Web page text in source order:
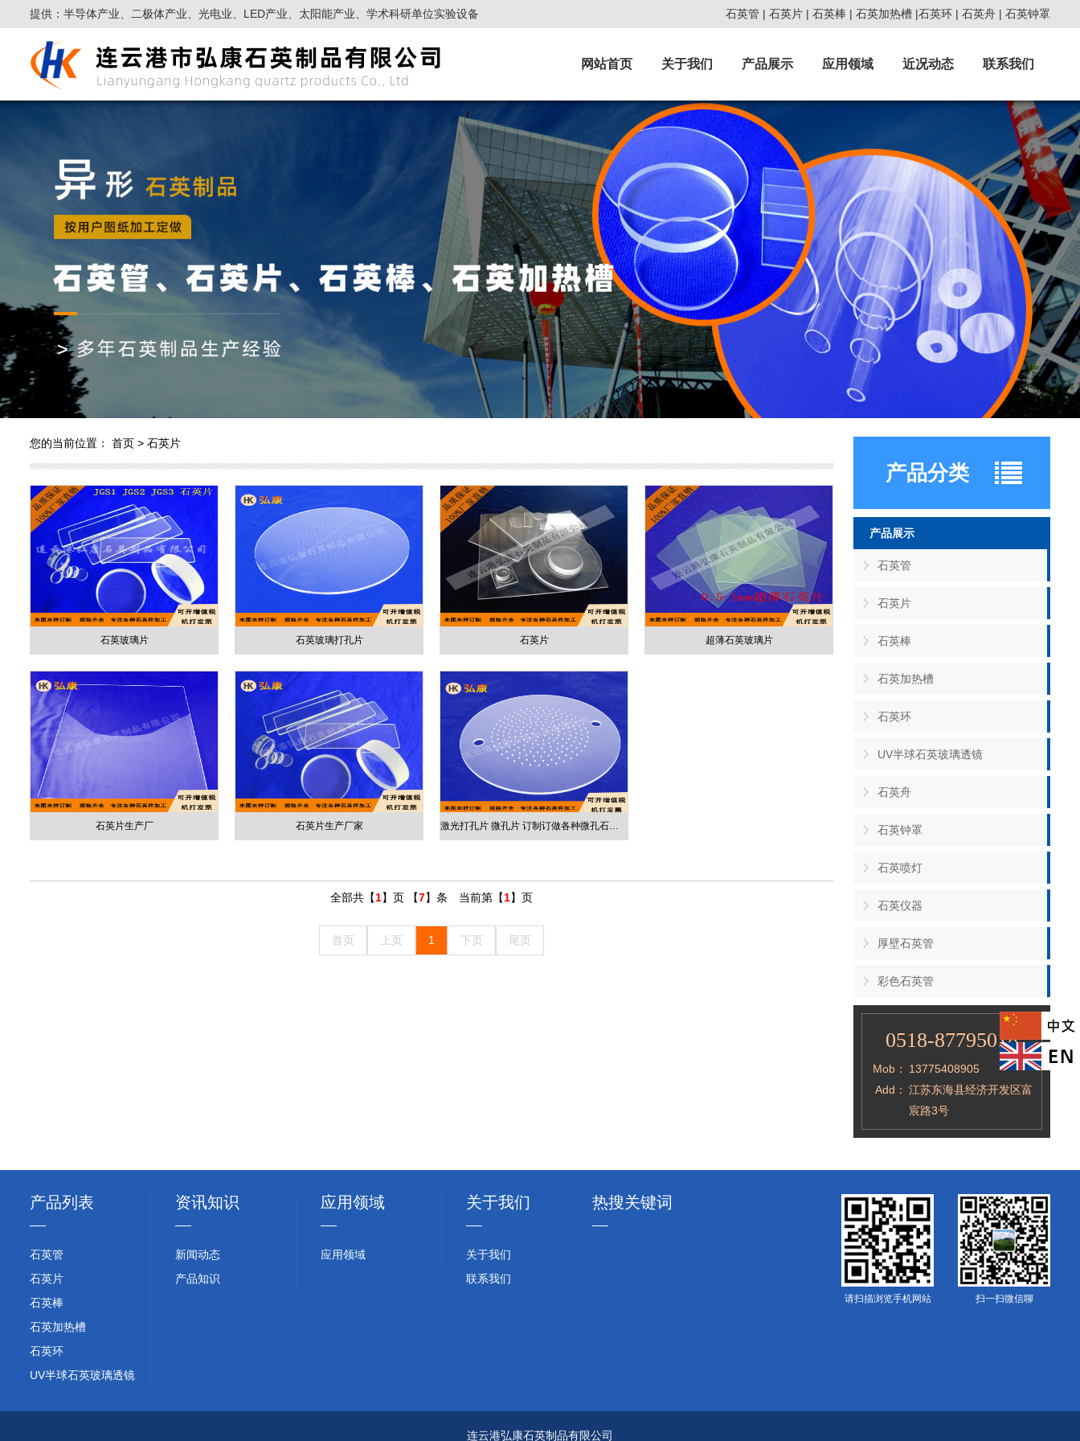
提供：半导体产业、二极体产业、光电业、LED产业、太阳能产业、学术科研单位实验设备 石英管 | 石英片 | 石英棒 | 石英加热槽 |石英环 | 石英舟 | 石英钟罩
网站首页 关于我们 产品展示 应用领域 近况动态 联系我们
您的当前位置： 首页 > 石英片
石英玻璃片 石英玻璃打孔片 石英片 超薄石英玻璃片
石英片生产厂 石英片生产厂家 激光打孔片 微孔片 订制订做各种微孔石英片
全部共【1】页 【7】条 当前第【1】页
首页 上页 1 下页 尾页
产品分类
产品展示
石英管
石英片
石英棒
石英加热槽
石英环
UV半球石英玻璃透镜
石英舟
石英钟罩
石英喷灯
石英仪器
厚壁石英管
彩色石英管
0518-87795018
Mob：
13775408905
Add： 江苏东海县经济开发区富
宸路3号
产品列表
石英管
石英片
石英棒
石英加热槽
石英环
UV半球石英玻璃透镜
资讯知识
新闻动态
产品知识
应用领域
应用领域
关于我们
关于我们
联系我们
热搜关键词
请扫描浏览手机网站 扫一扫微信聊
连云港弘康石英制品有限公司